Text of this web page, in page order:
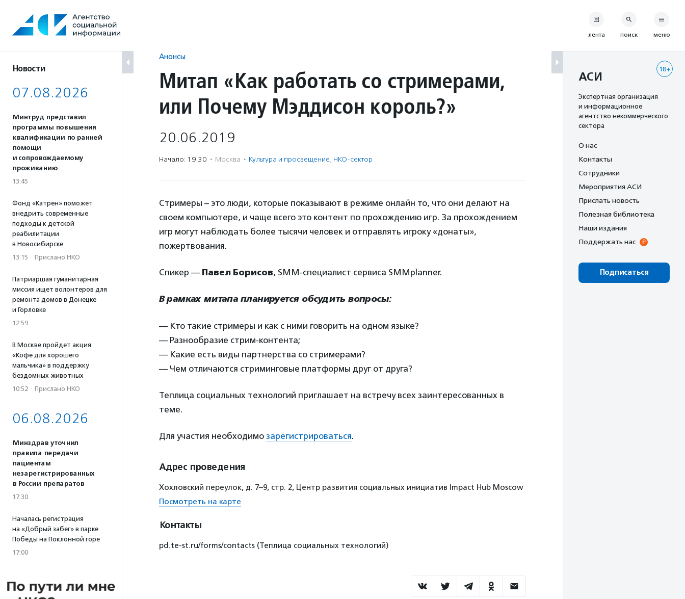
содержанию
Новости
07.08.2026
Минтруд представил
программы повышения
квалификации по ранней
помощи
и сопровождаемому
проживанию
13:45
Фонд «Катрен» поможет
внедрить современные
подходы к детской
реабилитации
в Новосибирске
13:15 · Прислано НКО
Патриаршая гуманитарная
миссия ищет волонтеров для
ремонта домов в Донецке
и Горловке
12:59
В Москве пройдет акция
«Кофе для хорошего
мальчика» в поддержку
бездомных животных
10:52 · Прислано НКО
06.08.2026
Минздрав уточнил
правила передачи
пациентам
незарегистрированных
в России препаратов
17:30
Началась регистрация
на «Добрый забег» в парке
Победы на Поклонной горе
17:00
Анонсы
Митап «Как работать со стримерами,
или Почему Мэддисон король?»
20.06.2019
Начало: 19:30 · Москва · Культура и просвещение, НКО-сектор
Стримеры – это люди, которые показывают в режиме онлайн то, что они делают на
своем компьютере, и чаще всего это контент по прохождению игр. За прохождением
игр могут наблюдать более тысячи человек и отправлять игроку «донаты»,
пожертвования.
Спикер — Павел Борисов, SMM-специалист сервиса SMMplanner.
В рамках митапа планируется обсудить вопросы:
— Кто такие стримеры и как с ними говорить на одном языке?
— Разнообразие стрим-контента;
— Какие есть виды партнерства со стримерами?
— Чем отличаются стриминговые платформы друг от друга?
Теплица социальных технологий приглашает на встречу всех заинтересованных в
теме.
Для участия необходимо зарегистрироваться.
Адрес проведения
Хохловский переулок, д. 7–9, стр. 2, Центр развития социальных инициатив Impact Hub Moscow
Посмотреть на карте
Контакты
pd.te-st.ru/forms/contacts (Теплица социальных технологий)
лента поиск меню
18+
АСИ
Экспертная организация
и информационное
агентство некоммерческого
сектора
О нас
Контакты
Сотрудники
Мероприятия АСИ
Прислать новость
Полезная библиотека
Наши издания
Поддержать нас
Подписаться